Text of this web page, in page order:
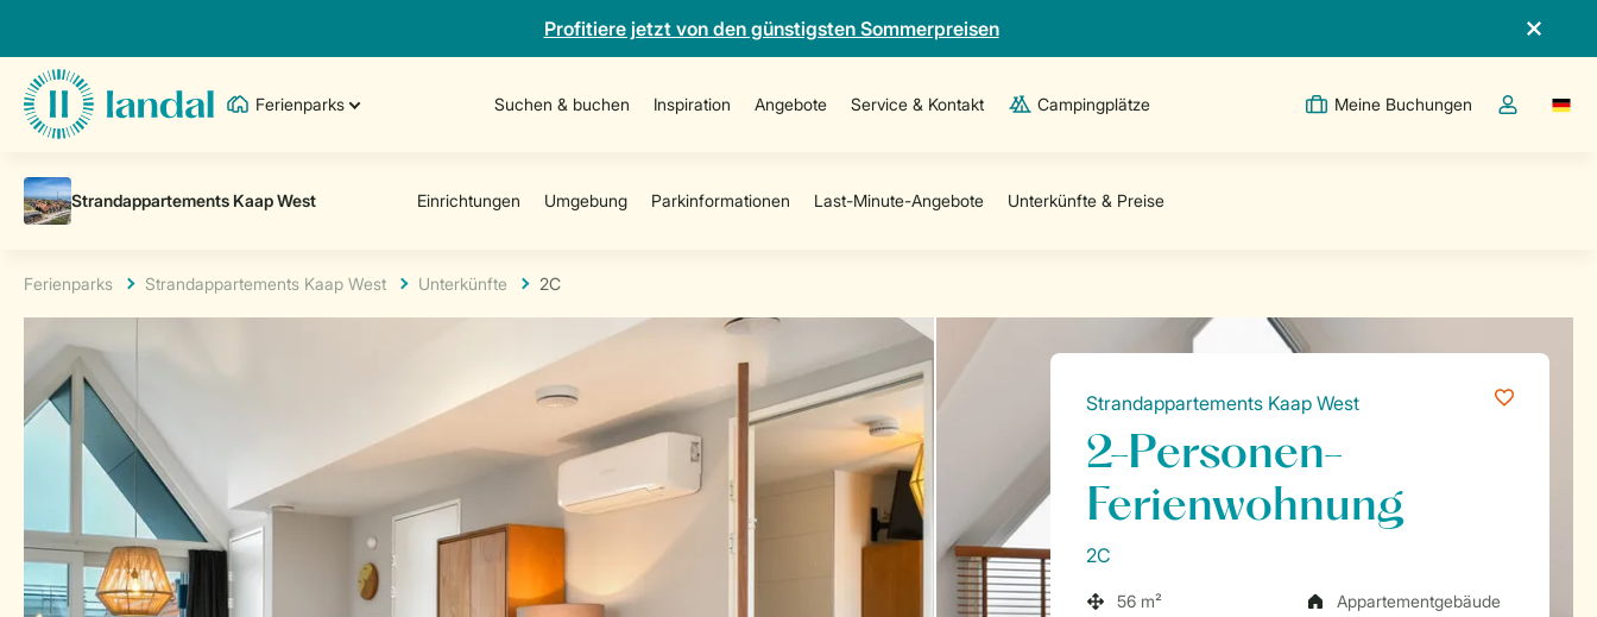
Profitiere jetzt von den günstigsten Sommerpreisen
Ferienparks Suchen & buchen Inspiration Angebote Service & Kontakt Campingplätze Meine Buchungen
Dropdown-
Ferienparks Strandappartements Kaap West Unterkünfte 2C
Strandappartements Kaap West
2-Personen-
Ferienwohnung
2C
56 m²
Appartementgebäude